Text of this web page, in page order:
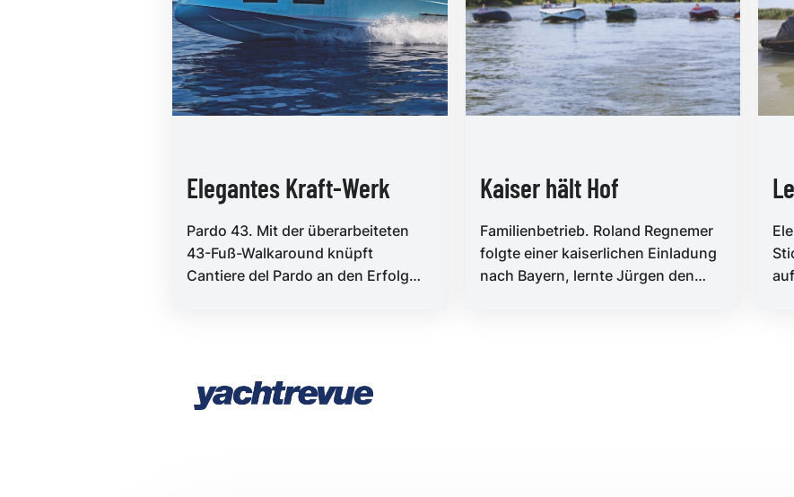
Elegantes Kraft-Werk
Pardo 43. Mit der überarbeiteten
43-Fuß-Walkaround knüpft
Cantiere del Pardo an den Erfolg
Kaiser hält Hof
Familienbetrieb. Roland Regnemer
folgte einer kaiserlichen Einladung
nach Bayern, lernte Jürgen den